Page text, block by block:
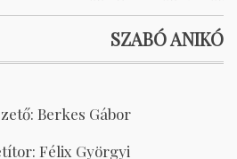
SZABÓ ANIKÓ
Berkes Gábor
Félix Györgyi